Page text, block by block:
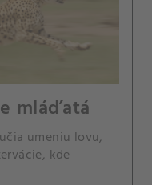
mláďatá
umeniu lovu,
kde